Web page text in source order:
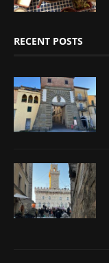
RECENT POSTS